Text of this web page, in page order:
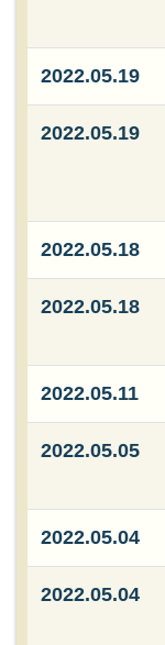
2022.05.19
2022.05.19
2022.05.18
2022.05.18
2022.05.11
2022.05.05
2022.05.04
2022.05.04